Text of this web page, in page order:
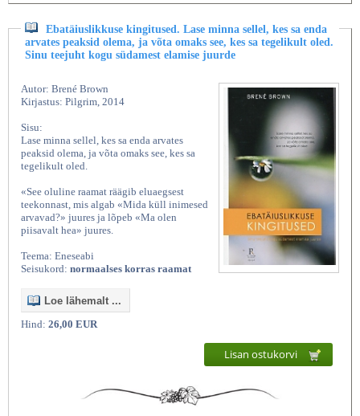
Ebatäiuslikkuse kingitused. Lase minna sellel, kes sa enda
arvates peaksid olema, ja võta omaks see, kes sa tegelikult oled.
Sinu teejuht kogu südamest elamise juurde
Autor: Brené Brown
Kirjastus: Pilgrim, 2014
Sisu:
Lase minna sellel, kes sa enda arvates
peaksid olema, ja võta omaks see, kes sa
tegelikult oled.
«See oluline raamat räägib eluaegsest
teekonnast, mis algab «Mida küll inimesed
arvavad?» juures ja lõpeb «Ma olen
piisavalt hea» juures.
Teema: Eneseabi
Seisukord: normaalses korras raamat
Loe lähemalt ...
Hind: 26,00 EUR
Lisan ostukorvi